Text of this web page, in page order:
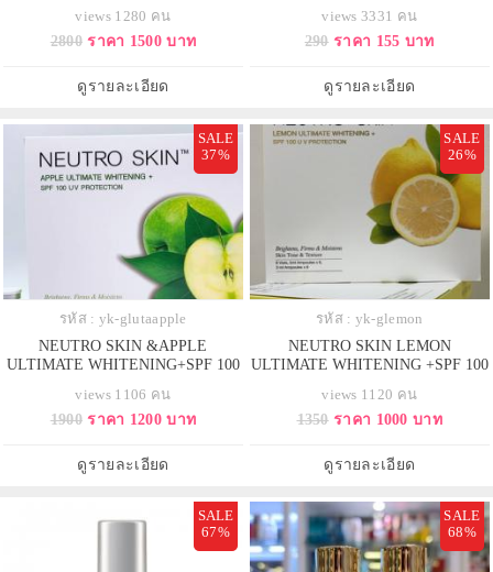
เอเชียสไตล์ญี่ปุ่นผลิตภัณฑ์ของ
Glutax ที่ดีที่สุด ปริมาณกลูต้านาโน
ของเมล็ดซากูระ ที่ชาวญี่ปุ่นเชื่อว่า
คือยาอายุวัฒนะ ที่นำมา
views 1280 คน
2800 ราคา 1500 บาท
ดูรายละเอียด
views 3331 คน
290 ราคา 155 บาท
ดูรายละเอียด
SALE
37%
รหัส : yk-glutaapple
NEUTRO SKIN &APPLE
ULTIMATE WHITENING+SPF 100
views 1106 คน
1900 ราคา 1200 บาท
ดูรายละเอียด
SALE
26%
รหัส : yk-glemon
NEUTRO SKIN LEMON
ULTIMATE WHITENING +SPF 100
views 1120 คน
1350 ราคา 1000 บาท
ดูรายละเอียด
SALE
67%
SALE
68%